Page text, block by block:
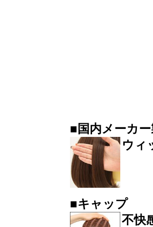
■ 国内メーカ
ウィ
■キャップ
不快